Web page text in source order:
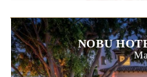
NOBU